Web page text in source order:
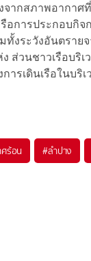
ากสภาพอากาศ
อการประกอบกิจ
ทั้งระวังอันตราย
ส่วนชาวเรือบริ
ารเดินเรือในบ
ร้อน #ลำปาง